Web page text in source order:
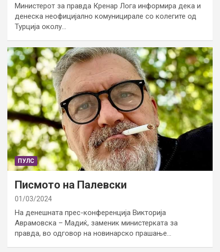
Министерот за правда Кренар Лога информира дека и
денеска неофицијално комуницирале со колегите од
Турција околу…
ПУЛС
Писмото на Палевски
01/03/2024
На денешната прес-конференција Викторија
Аврамовска – Мадиќ, заменик министерката за
правда, во одговор на новинарско прашање…